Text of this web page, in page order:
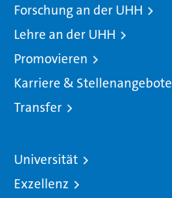
Forschung an der UHH
Lehre an der UHH
Promovieren
Karriere & Stellenangebote
Transfer
Universität
Exzellenz